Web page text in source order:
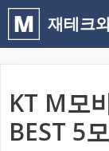
컨
텐
건
너
재테크
KT M모
BEST 5